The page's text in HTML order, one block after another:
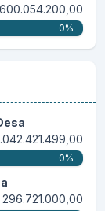
0%
0%
296.721.000,00